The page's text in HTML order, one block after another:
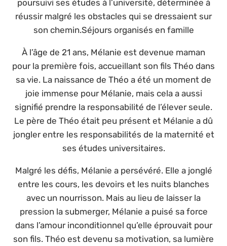
poursuivi ses études à l’université, déterminée à
réussir malgré les obstacles qui se dressaient sur
son chemin.Séjours organisés en famille
À l’âge de 21 ans, Mélanie est devenue maman
pour la première fois, accueillant son fils Théo dans
sa vie. La naissance de Théo a été un moment de
joie immense pour Mélanie, mais cela a aussi
signifié prendre la responsabilité de l’élever seule.
Le père de Théo était peu présent et Mélanie a dû
jongler entre les responsabilités de la maternité et
ses études universitaires.
Malgré les défis, Mélanie a persévéré. Elle a jonglé
entre les cours, les devoirs et les nuits blanches
avec un nourrisson. Mais au lieu de laisser la
pression la submerger, Mélanie a puisé sa force
dans l’amour inconditionnel qu’elle éprouvait pour
son fils. Théo est devenu sa motivation, sa lumière